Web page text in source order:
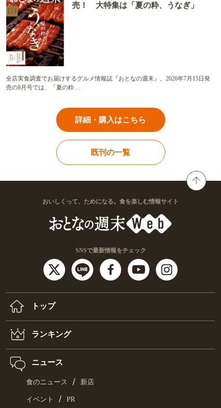
売！ 大特集は「夏の粋、うなぎ」
全店実食調査でお届けするグルメ情報誌『おとなの週末』。2026年7月15日発
売の8月号では、「夏の粋…
詳細・購入はこちら
既刊の一覧
おいしくって、ためになる。食を楽しむ情報サイト
SNSで最新情報をチェック
トップ
ランキング
ニュース
食のニュース / 新店
イベント / PR